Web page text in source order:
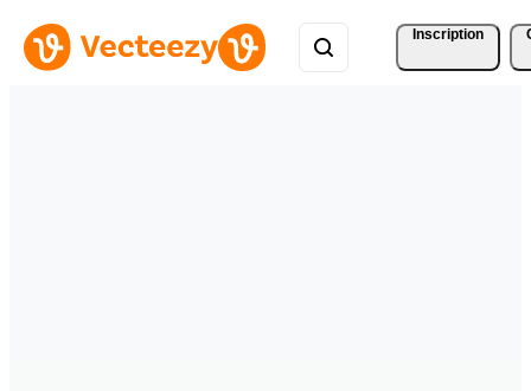
Inscription